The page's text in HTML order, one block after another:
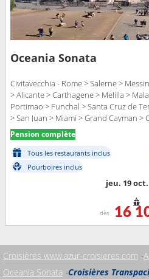
Oceania Sonata
Civitavecchia - Rome > Salerne >
> Alicante > Carthagene > Melilla >
Portimao > Funchal > Santa Cruz de
> San Juan > Miami > Grand Cayman
Corinto > Puerto Quetzal > Acapulco >
Pension complète
Tous les restaurants inclus
Pourboires inclus
jeu. 19 oct.
dès 16
Croisières www.azur-croisieres.com
Oceania Sonata Croisières